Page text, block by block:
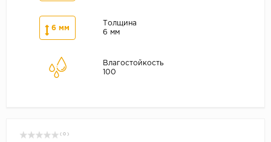
6 мм
Толщина
6 мм
Влагостойкость
100
( 0 )